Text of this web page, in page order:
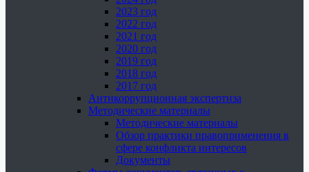
2023 год
2022 год
2021 год
2020 год
2019 год
2018 год
2017 год
Антикоррупционная экспертиза
Методические материалы
Методические материалы
Обзор практики правоприменения в
сфере конфликта интересов
Документы